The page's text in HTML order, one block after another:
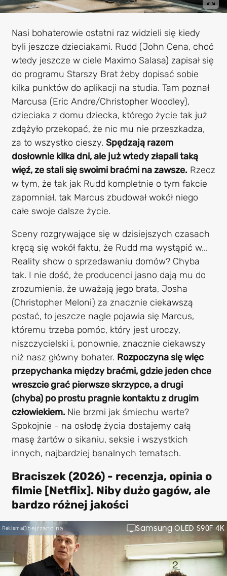
Nasi bohaterowie ostatni raz widzieli się kiedy
byli jeszcze dzieciakami. Rudd (John Cena, choć
wtedy jeszcze w ciele Maximo Salasa) zapisał się
do programu Starszy Brat żeby dopisać sobie
kilka punktów do aplikacji na studia. Tam poznał
Marcusa (Eric Andre/Christopher Woodley),
dzieciaka z domu dziecka, którego życie tak już
zdążyło przekopać, że nic mu nie przeszkadza,
za to wszystko cieszy. Spędzają razem
dosłownie kilka dni, ale już wtedy złapali taką
więź, ze stali się swoimi braćmi na zawsze. Rzecz
w tym, że tak jak Rudd kompletnie o tym fakcie
zapomniał, tak Marcus zbudował wokół niego
całe swoje dalsze życie.
Sceny rozgrywające się w dzisiejszych czasach
kręcą się wokół faktu, że Rudd ma wystąpić w...
Reality show o sprzedawaniu domów? Chyba
tak. I nie dość, że producenci jasno dają mu do
zrozumienia, że uważają jego brata, Josha
(Christopher Meloni) za znacznie ciekawszą
postać, to jeszcze nagle pojawia się Marcus,
któremu trzeba pomóc, który jest uroczy,
niszczycielski i, ponownie, znacznie ciekawszy
niż nasz główny bohater. Rozpoczyna się więc
przepychanka między braćmi, gdzie jeden chce
wreszcie grać pierwsze skrzypce, a drugi
(chyba) po prostu pragnie kontaktu z drugim
człowiekiem. Nie brzmi jak śmiechu warte?
Spokojnie - na osłodę życia dostajemy całą
masę żartów o sikaniu, seksie i wszystkich
innych, najbardziej banalnych tematach.
Braciszek (2026) - recenzja, opinia o
filmie [Netflix]. Niby dużo gagów, ale
bardzo różnej jakości
Obejrzano na Samsung OLED S90F 4K
Reklama